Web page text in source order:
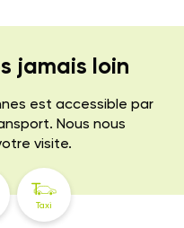
jamais loin
est accessible par
Nous nous
visite.
Taxi